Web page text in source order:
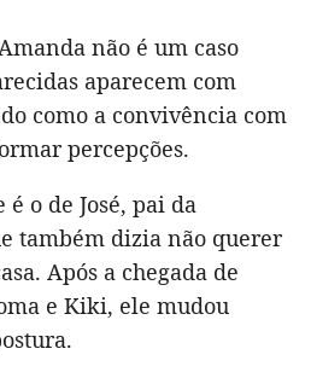
não é um caso
aparecem com
como a convivência com
percepções.
o de José, pai da
também dizia não querer
Após a chegada de
e Kiki, ele mudou